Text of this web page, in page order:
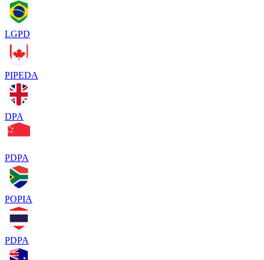
LGPD
PIPEDA
DPA
PDPA
POPIA
PDPA